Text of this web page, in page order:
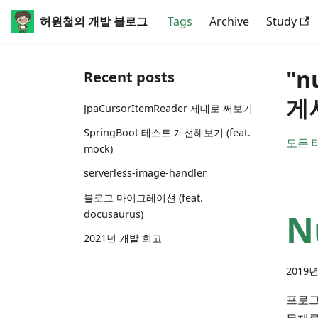
허원철의 개발 블로그 Tags Archive Study
Recent posts
JpaCursorItemReader 제대로 써보기
SpringBoot 테스트 개선해보기 (feat.
mock)
serverless-image-handler
블로그 마이그레이션 (feat.
docusaurus)
2021년 개발 회고
게
모든
2019
프로